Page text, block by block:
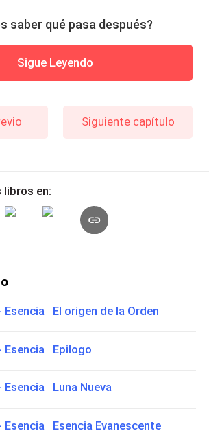
saber qué pasa después?
Sigue Leyendo
Siguiente capítulo
libros en:
Esencia El origen de la Orden
Esencia Epilogo
Esencia Luna Nueva
Esencia Esencia Evanescente